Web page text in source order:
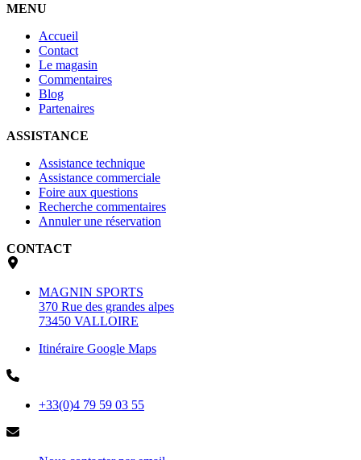
MENU
Accueil
Contact
Le magasin
Commentaires
Blog
Partenaires
ASSISTANCE
Assistance technique
Assistance commerciale
Foire aux questions
Recherche commentaires
Annuler une réservation
CONTACT
MAGNIN SPORTS
370 Rue des grandes alpes
73450 VALLOIRE
Itinéraire Google Maps
+33(0)4 79 59 03 55